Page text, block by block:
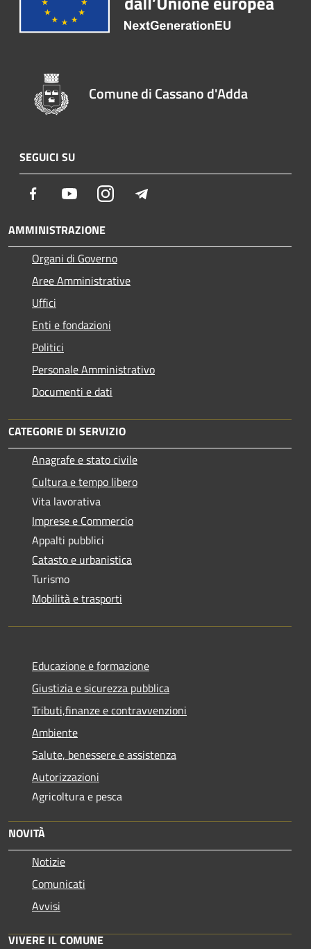
Comune di Cassano d'Adda
SEGUICI SU
Facebook YoutubeInstagram
AMMINISTRAZIONE
Organi di Governo
Aree Amministrative
Uffici
Enti e fondazioni
Politici
Personale Amministrativo
Documenti e dati
CATEGORIE DI SERVIZIO
Anagrafe e stato civile
Cultura e tempo libero
Vita lavorativa
Imprese e Commercio
Appalti pubblici
Catasto e urbanistica
Turismo
Mobilità e trasporti
Educazione e formazione
Giustizia e sicurezza pubblica
Tributi,finanze e contravvenzioni
Ambiente
Salute, benessere e assistenza
Autorizzazioni
Agricoltura e pesca
NOVITÀ
Notizie
Comunicati
Avvisi
VIVERE IL COMUNE